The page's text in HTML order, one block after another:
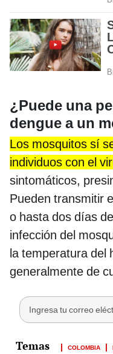
¿Puede una
dengue a un
Los mosquitos sí
individuos con el
sintomáticos,
Pueden transmitir
o hasta dos días
infección del
la temperatura del
generalmente de
COLOMBIA